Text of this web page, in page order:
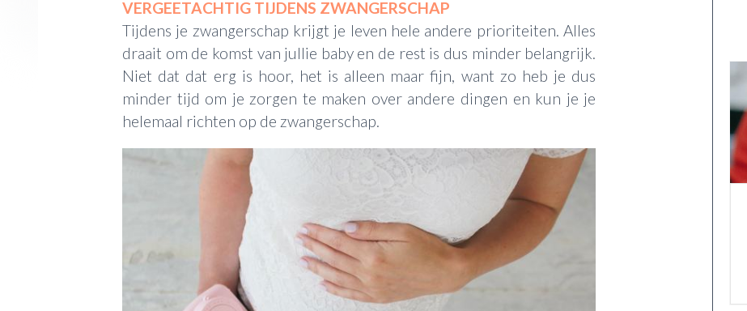
VERGEETACHTIG TIJDENS ZWANGERSCHAP
Tijdens je zwangerschap krijgt je leven hele andere prioriteiten. Alles
draait om de komst van jullie baby en de rest is dus minder belangrijk.
Niet dat dat erg is hoor, het is alleen maar fijn, want zo heb je dus
minder tijd om je zorgen te maken over andere dingen en kun je je
helemaal richten op de zwangerschap.